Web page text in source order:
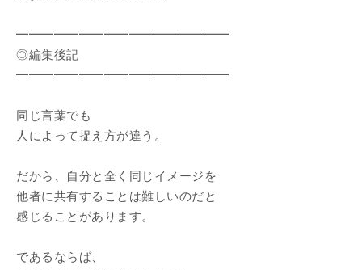
━━━━━━━━━━━━━━━━━
◎編集後記
━━━━━━━━━━━━━━━━━
同じ言葉でも
人によって捉え方が違う。
だから、自分と全く同じイメージを
他者に共有することは難しいのだと
感じることがあります。
であるならば、